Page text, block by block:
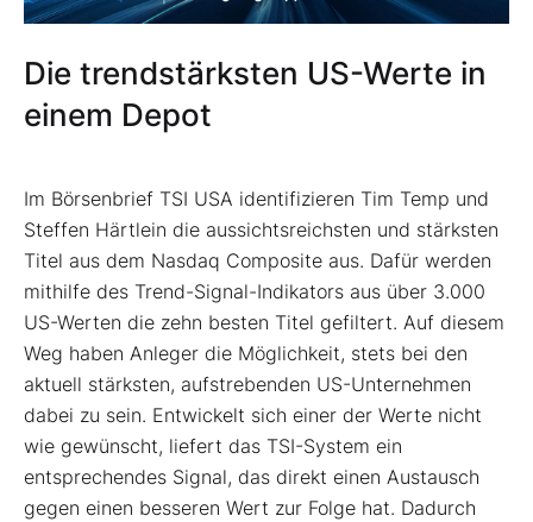
Die trendstärksten US-Werte in
einem Depot
Im Börsenbrief TSI USA identifizieren Tim Temp und
Steffen Härtlein die aussichtsreichsten und stärksten
Titel aus dem Nasdaq Composite aus. Dafür werden
mithilfe des Trend-Signal-Indikators aus über 3.000
US-Werten die zehn besten Titel gefiltert. Auf diesem
Weg haben Anleger die Möglichkeit, stets bei den
aktuell stärksten, aufstrebenden US-Unternehmen
dabei zu sein. Entwickelt sich einer der Werte nicht
wie gewünscht, liefert das TSI-System ein
entsprechendes Signal, das direkt einen Austausch
gegen einen besseren Wert zur Folge hat. Dadurch